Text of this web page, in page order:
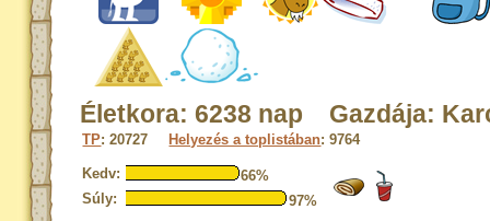
Életkora: 6238 nap Gazdája:
TP: 20727 Helyezés a toplistában: 9764
Kedv:
66%
Súly:
97%